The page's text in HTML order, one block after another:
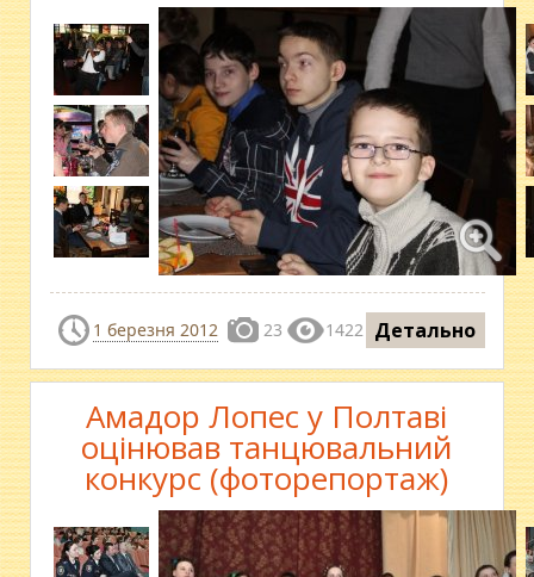
1 березня 2012 23 1422 Детально
Амадор Лопес у Полтаві
оцінював танцювальний
конкурс (фоторепортаж)